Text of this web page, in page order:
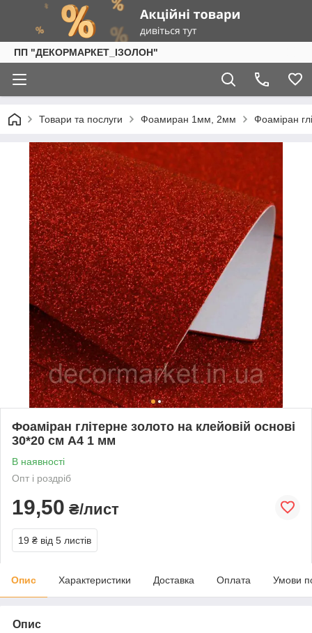
ПП "ДЕКОРМАРКЕТ_ІЗОЛОН"
Товари та послуги Фоамиран 1мм, 2мм Фоаміран
Фоаміран глітерне золото на клейовій основі
30*20 см А4 1 мм
В наявності
Опт і роздріб
19,50 ₴/лист
19 ₴ від 5 листів
Опис Характеристики Доставка Оплата Умови
Опис